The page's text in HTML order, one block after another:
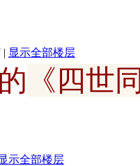
| 显示全部楼层
《四世
示全部楼层